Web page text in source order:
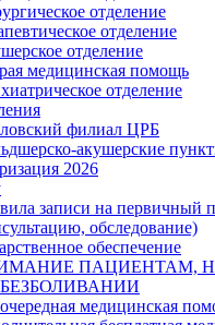
отделение
отделение
отделение
медицинская помощь
отделение
филиал ЦРБ
акушерские
2026
записи на первичный
обследование)
обеспечение
ПАЦИЕНТАМ,
медицинская